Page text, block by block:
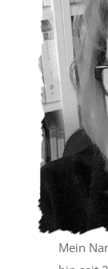
Mein